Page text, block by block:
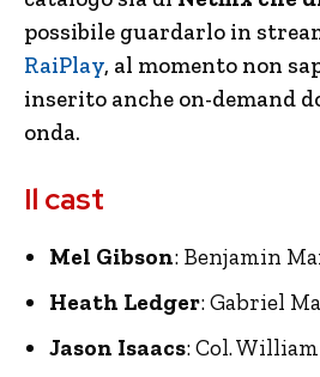
possibile guardarlo in
RaiPlay, al momento non
inserito anche on-demand
onda.
Il cast
Mel Gibson: Benjamin
Heath Ledger: Gabriel
Jason Isaacs: Col.